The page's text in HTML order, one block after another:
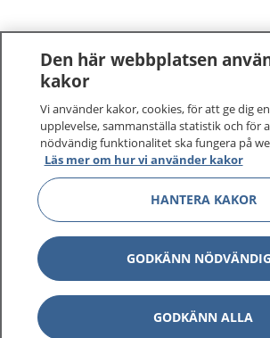
Den här webbplatsen
kakor
Vi använder kakor, cookies, för att ge dig
upplevelse, sammanställa statistik och för
nödvändig funktionalitet ska fungera på
Läs mer om hur vi använder kakor
HANTERA KAKOR
GODKÄNN
GODKÄNN ALLA